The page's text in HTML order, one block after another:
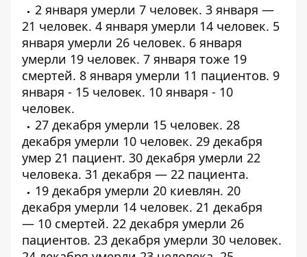
2 января умерли 7 человек. 3 января —
21 человек. 4 января умерли 14 человек. 5
января умерли 26 человек. 6 января
умерли 19 человек. 7 января тоже 19
смертей. 8 января умерли 11 пациентов. 9
января - 15 человек. 10 января - 10
человек.
27 декабря умерли 15 человек. 28
декабря умерли 10 человек. 29 декабря
умер 21 пациент. 30 декабря умерли 22
человека. 31 декабря — 22 пациента.
19 декабря умерли 20 киевлян. 20
декабря умерли 14 человек. 21 декабря
— 10 смертей. 22 декабря умерли 26
пациентов. 23 декабря умерли 30 человек.